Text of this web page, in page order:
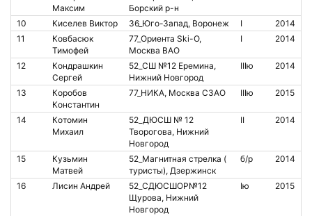
Максим
Борский р-н
10 Киселев Виктор 36_Юго-Запад, Воронеж I 2014
11
Ковбасюк
Тимофей
77_Ориента Ski-O,
Москва ВАО
I 2014
12
Кондрашкин
Сергей
52_СШ №12 Еремина,
Нижний Новгород
IIIю 2014
13
Коробов
Константин
77_НИКА, Москва СЗАО IIIю 2015
14
Котомин
Михаил
52_ДЮСШ № 12
Творогова, Нижний
Новгород
II 2014
15
Кузьмин
Матвей
52_Магнитная стрелка (
туристы), Дзержинск
б/р 2014
16 Лисин Андрей
52_СДЮСШОР№12
Щурова, Нижний
Новгород
Iю 2015